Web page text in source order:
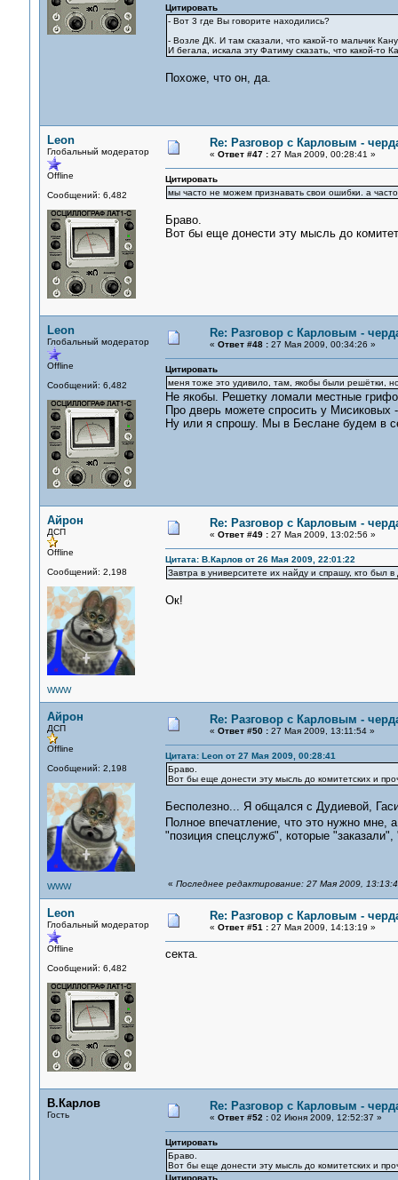
Цитировать
- Вот 3 где Вы говорите находились?
- Возле ДК. И там сказали, что какой-то мальчик
И бегала, искала эту Фатиму сказать, что какой-то
Похоже, что он, да.
Leon
Глобальный модератор
Offline
Сообщений: 6,482
Re: Разговор с Карловым -
« Ответ #47 :27 Мая 2009, 00:28:41 »
Цитировать
мы часто не можем признавать свои ошибки. а
Браво.
Вот бы еще донести эту мысль до
Leon
Глобальный модератор
Offline
Сообщений: 6,482
Re: Разговор с Карловым -
« Ответ #48 :27 Мая 2009, 00:34:26 »
Цитировать
меня тоже это удивило, там, якобы были решётки,
Не якобы. Решетку ломали местные
Про дверь можете спросить у
Ну или я спрошу. Мы в Беслане будем в
Айрон
ДСП
Offline
Сообщений: 2,198
WWW
Re: Разговор с Карловым -
« Ответ #49 :27 Мая 2009, 13:02:56 »
Цитата: В.Карлов от 26 Мая 2009, 22:01:22
Завтра в университете их найду и спрашу, кто был в
Ок!
Айрон
ДСП
Offline
Сообщений: 2,198
WWW
Re: Разговор с Карловым -
« Ответ #50 :27 Мая 2009, 13:11:54 »
Цитата: Leon от 27 Мая 2009, 00:28:41
Браво.
Вот бы еще донести эту мысль до комитетских и
Бесполезно... Я общался с Дудиевой,
Полное впечатление, что это нужно мне,
"позиция спецслужб", которые
« Последнее редактирование: 27 Мая 2009,
Leon
Глобальный модератор
Offline
Сообщений: 6,482
Re: Разговор с Карловым -
« Ответ #51 :27 Мая 2009, 14:13:19 »
секта.
В.Карлов
Гость
Re: Разговор с Карловым -
« Ответ #52 :02 Июня 2009, 12:52:37 »
Цитировать
Браво.
Вот бы еще донести эту мысль до комитетских и
Цитировать